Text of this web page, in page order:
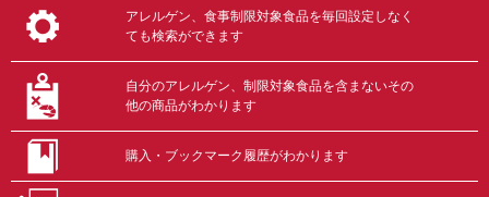
アレルゲン、食事制限対象食品を毎回設定しなく
ても検索ができます
自分のアレルゲン、制限対象食品を含まないその
他の商品がわかります
購入・ブックマーク履歴がわかります